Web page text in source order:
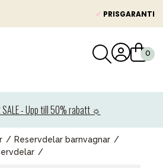
✓ PRISGARANTI
SALE - Upp till 50% rabatt ☼
Reservdelar barnvagnar